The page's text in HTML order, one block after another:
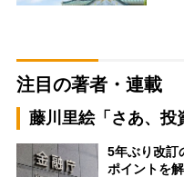
注目の著者・連載
藤川里絵「さあ、投
5年ぶり改訂
ポイントを